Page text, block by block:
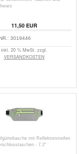
11,50EUR
3019446
inkl. 20 % MwSt. zzgl.
VERSANDKOSTEN
mit Reflektorstreifen
- 7.2"